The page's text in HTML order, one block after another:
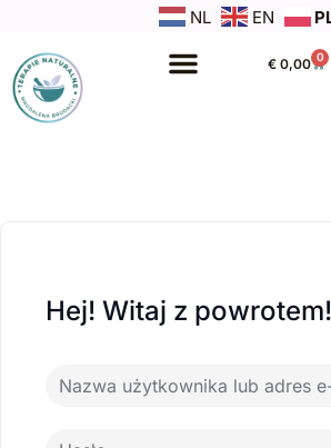
NL EN
€ 0,00 0
Hej! Witaj z powrotem!